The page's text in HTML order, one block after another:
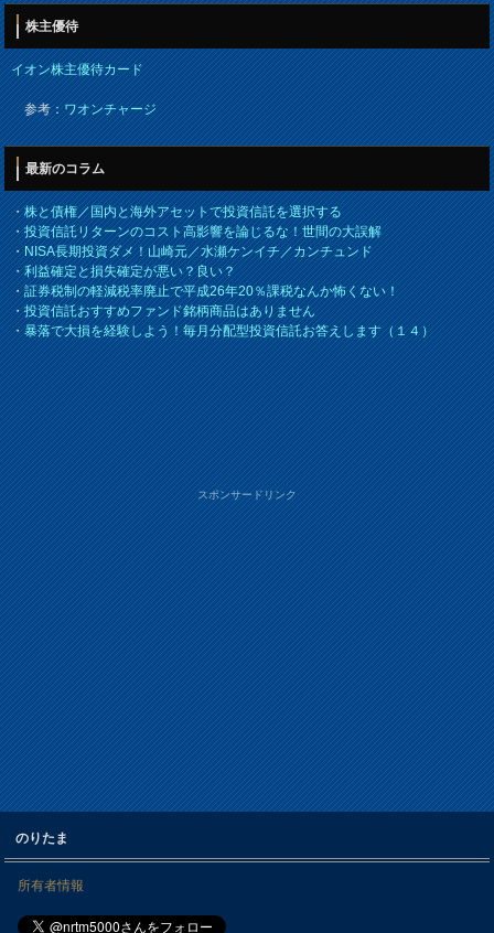
株主優待
イオン株主優待カード
参考：ワオンチャージ
最新のコラム
・株と債権／国内と海外アセットで投資信託を選択する
・投資信託リターンのコスト高影響を論じるな！世間の大誤解
・NISA長期投資ダメ！山崎元／水瀬ケンイチ／カンチュンド
・利益確定と損失確定が悪い？良い？
・証券税制の軽減税率廃止で平成26年20％課税なんか怖くない！
・投資信託おすすめファンド銘柄商品はありません
・暴落で大損を経験しよう！毎月分配型投資信託お答えします（１４）
スポンサードリンク
のりたま
所有者情報